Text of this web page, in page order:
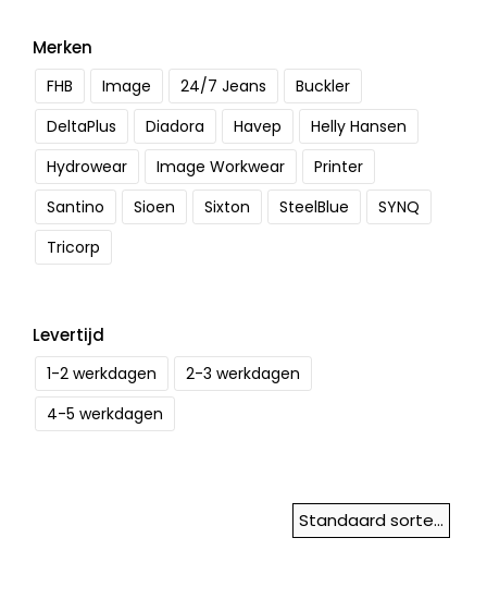
Merken
FHB Image 24/7 Jeans
Buckler
DeltaPlus
Diadora Havep
Helly Hansen
Hydrowear
Image Workwear
Printer
Santino
Sioen Sixton SteelBlue
SYNQ
Tricorp
Levertijd
1-2 werkdagen
2-3 werkdagen
4-5 werkdagen